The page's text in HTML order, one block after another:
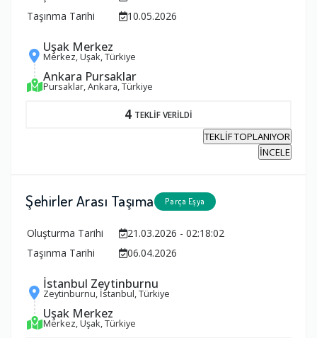
Taşınma Tarihi
10.05.2026
Uşak Merkez
Merkez, Uşak, Türkiye
Ankara Pursaklar
Pursaklar, Ankara, Türkiye
4 TEKLİF VERİLDİ
TEKLİF TOPLANIYOR
İNCELE
Şehirler Arası Taşıma Parça Eşya
Oluşturma Tarihi
21.03.2026 - 02:18:02
Taşınma Tarihi
06.04.2026
İstanbul Zeytinburnu
Zeytinburnu, İstanbul, Türkiye
Uşak Merkez
Merkez, Uşak, Türkiye